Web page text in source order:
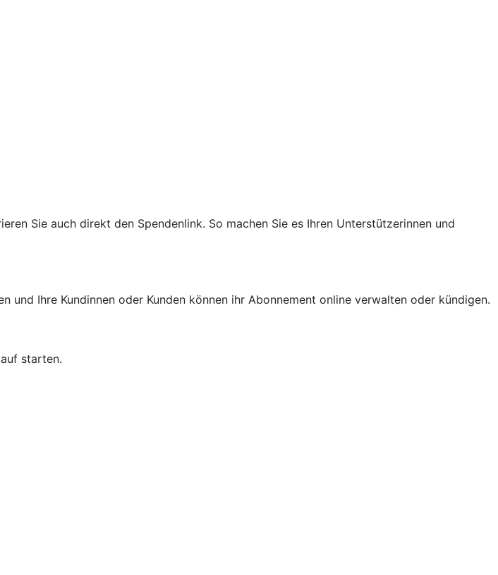
Sie auch direkt den Spendenlink. So machen Sie es Ihren Unterstützerinnen und
Ihre Kundinnen oder Kunden können ihr Abonnement online verwalten oder kündigen.
starten.